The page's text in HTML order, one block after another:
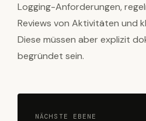
Logging-Anforderungen,
Reviews von Aktivitäten und
Diese müssen aber explizit
begründet sein.
NÄCHSTE EBENE